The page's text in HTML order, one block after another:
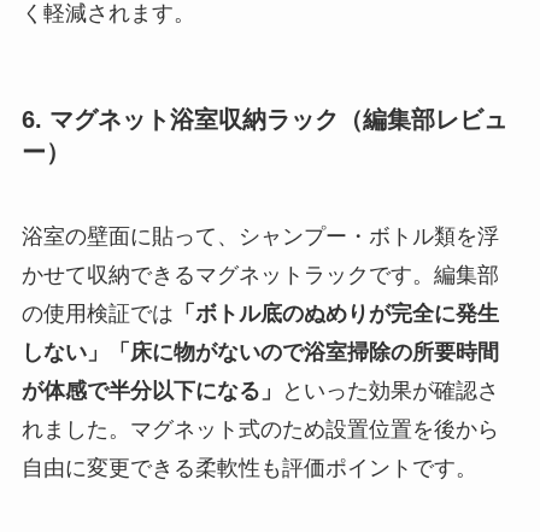
く軽減されます。
6. マグネット浴室収納ラック（編集部レビュ
ー）
浴室の壁面に貼って、シャンプー・ボトル類を浮
かせて収納できるマグネットラックです。編集部
の使用検証では 「ボトル底のぬめりが完全に発生
しない」「床に物がないので浴室掃除の所要時間
が体感で半分以下になる」
といった効果が確認さ
れました。マグネット式のため設置位置を後から
自由に変更できる柔軟性も評価ポイントです。